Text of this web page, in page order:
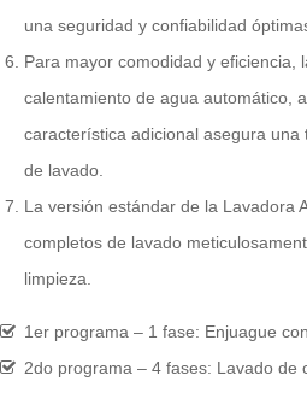
una seguridad y confiabilidad
Para mayor comodidad y eficiencia,
calentamiento de agua automático,
característica adicional asegura
de lavado.
La versión estándar de la Lavadora
completos de lavado
limpieza.
1er programa – 1 fase: Enjuague
2do programa – 4 fases: Lavado de